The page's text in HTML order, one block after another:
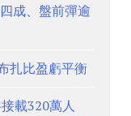
成、盤前彈逾
扎比盈虧平衡
載320萬人